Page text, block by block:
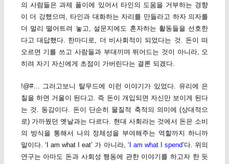
의 사람들은 과제 풀이에 있어서 타인의 도움을 거부하는 경향
이 더 강했으며, 타인과 대화하는 자리를 만들라고 하자 의자를
더 멀리 떨어트려 놓고, 설문지에도 혼자하는 활동들을 선호한
다고 대답했다. 한마디로, 더 비사회적이 되었다는 것. 돈이 떠
오르면 기를 쓰고 사람들과 부대끼며 뛰어드는 것이 아니라, 오
히려 자기 자신에게 초점이 가버린다는 결론 되겠다.
!@#… 그러고보니 탈무드에 이런 이야기가 있었다. 유리에 은
칠을 하면 거울이 된다고. 즉 돈이 개입되면 자신만 보이게 된다
는 것. 동감이다. 돈이 단순히 물질적 축적의 의미에 (상대적으
로) 가까웠던 옛날과는 다르다. 현대 사회라는 것에서 돈은 소비
의 방식을 통해서 나의 정체성을 부여해주는 역할까지 하니까
말이다. ‘I am what I eat’ 가 아니라, ‘ I am what I spend‘다. 위의
연구는 아마도 돈과 사회성 행동에 관한 이야기를 하고자 한 듯